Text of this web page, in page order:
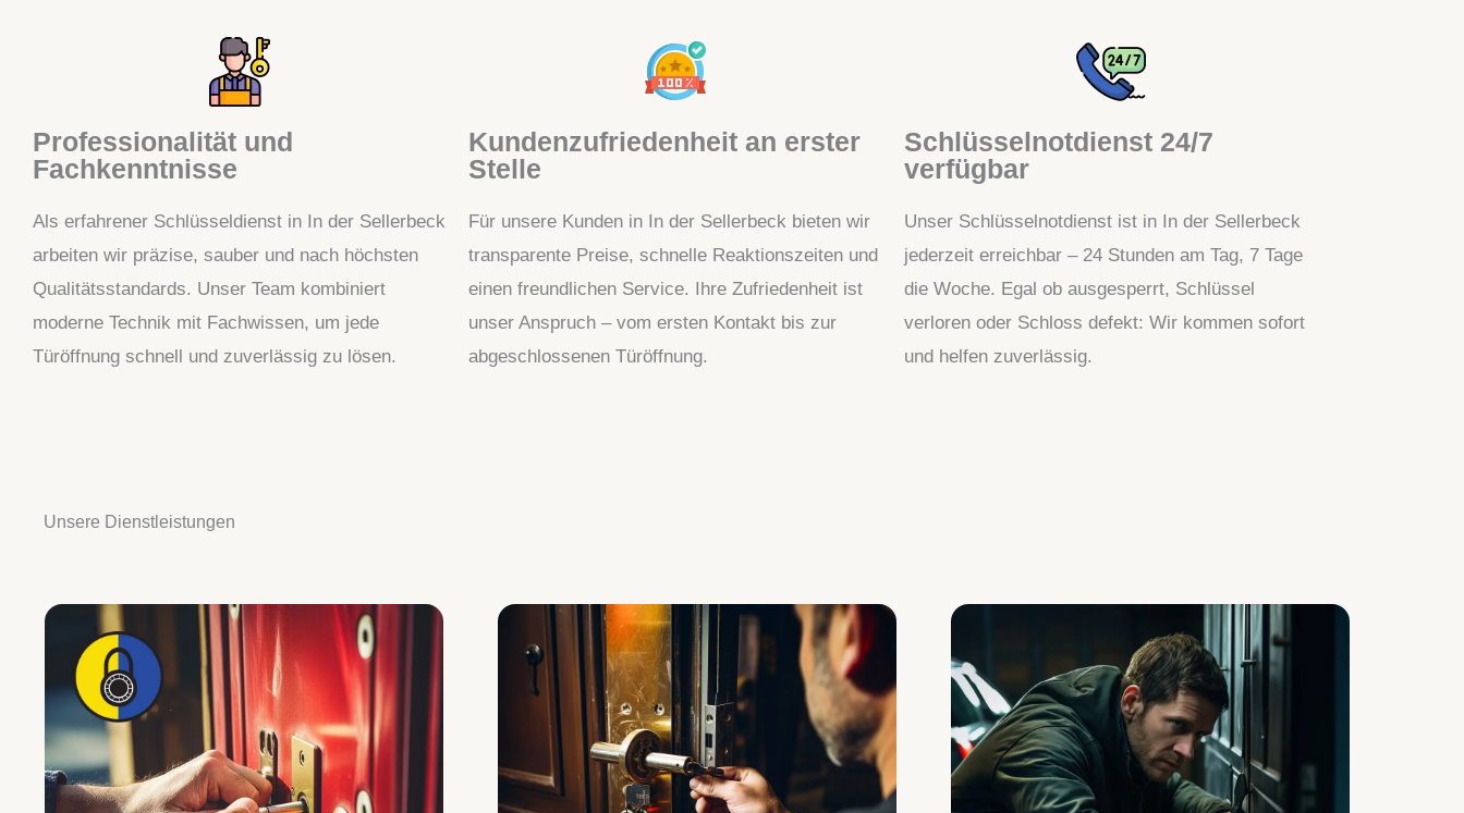
Professionalität und
Fachkenntnisse
Als erfahrener Schlüsseldienst in In der Sellerbeck
arbeiten wir präzise, sauber und nach höchsten
Qualitätsstandards. Unser Team kombiniert
moderne Technik mit Fachwissen, um jede
Türöffnung schnell und zuverlässig zu lösen.
Kundenzufriedenheit an erster
Stelle
Für unsere Kunden in In der Sellerbeck bieten wir
transparente Preise, schnelle Reaktionszeiten und
einen freundlichen Service. Ihre Zufriedenheit ist
unser Anspruch – vom ersten Kontakt bis zur
abgeschlossenen Türöffnung.
Schlüsselnotdienst 24/7
verfügbar
Unser Schlüsselnotdienst ist in In der Sellerbeck
jederzeit erreichbar – 24 Stunden am Tag, 7 Tage
die Woche. Egal ob ausgesperrt, Schlüssel
verloren oder Schloss defekt: Wir kommen sofort
und helfen zuverlässig.
Unsere Dienstleistungen